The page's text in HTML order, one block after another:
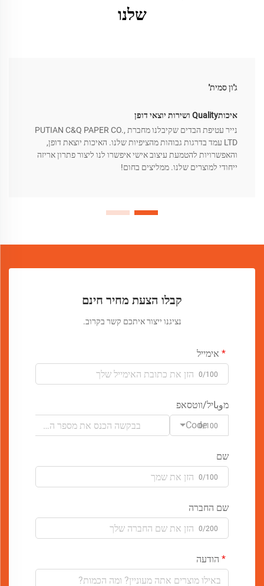
שלנו
ג'ון סמית'
איכותQuality ושירות יוצאי דופן
נייר עטיפת הבדים שקיבלנו מחברת PUTIAN C&Q PAPER CO.,
LTD עמד בדרגות גבוהות מהציפיות שלנו. האיכות יוצאת דופן,
והאפשרויות להטמעת עיצוב אישי איפשרו לנו ליצור פתרון אריזה
ייחודי למוצרים שלנו. ממליצים בחום!
קבלו הצעת מחיר חינם
נציגנו ייצור איתכם קשר בקרוב.
אימייל
0/100
מوباיל/ווטסאפ
Code0/100
שם
0/100
שם החברה
0/200
הודעה